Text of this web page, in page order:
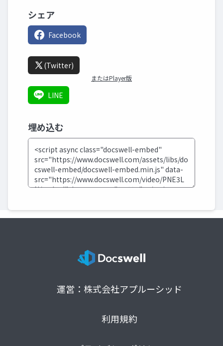
シェア
Facebook
(Twitter)
またはPlayer版
LINE
埋め込む
運営：株式会社アプルーシッド
利用規約